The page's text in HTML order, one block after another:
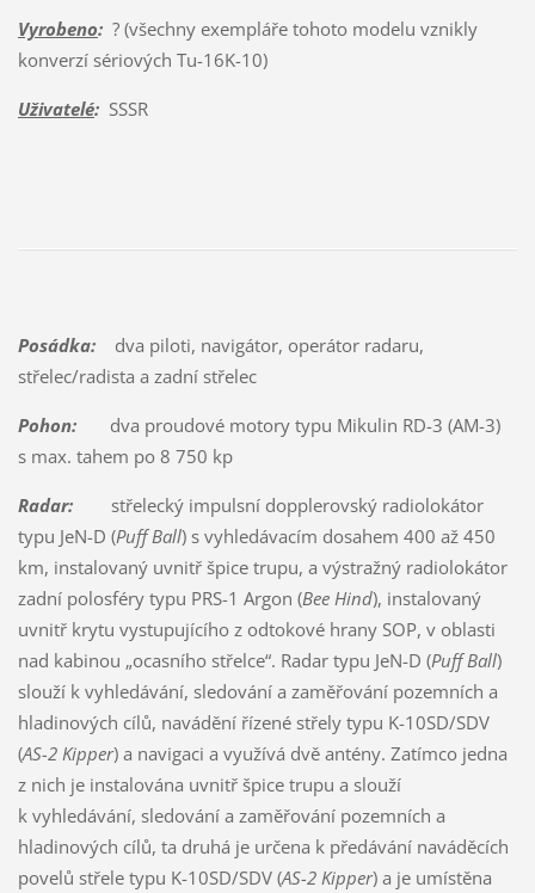
Vyrobeno:? (všechny exempláře tohoto modelu vznikly
konverzí sériových Tu-16K-10)
Uživatelé:SSSR
Posádka:dva piloti, navigátor, operátor radaru,
střelec/radista a zadní střelec
Pohon:dva proudové motory typu Mikulin RD-3 (AM-3)
s max. tahem po 8 750 kp
Radar:střelecký impulsní dopplerovský radiolokátor
typu JeN-D (Puff Ball) s vyhledávacím dosahem 400 až 450
km, instalovaný uvnitř špice trupu, a výstražný radiolokátor
zadní polosféry typu PRS-1 Argon (Bee Hind), instalovaný
uvnitř krytu vystupujícího z odtokové hrany SOP, v oblasti
nad kabinou „ocasního střelce“. Radar typu JeN-D (Puff Ball)
slouží k vyhledávání, sledování a zaměřování pozemních a
hladinových cílů, navádění řízené střely typu K-10SD/SDV
(AS-2 Kipper) a navigaci a využívá dvě antény. Zatímco jedna
z nich je instalována uvnitř špice trupu a slouží
k vyhledávání, sledování a zaměřování pozemních a
hladinových cílů, ta druhá je určena k předávání naváděcích
povelů střele typu K-10SD/SDV (AS-2 Kipper) a je umístěna